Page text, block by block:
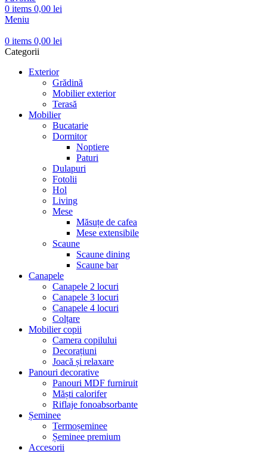
0 items 0,00 lei
Meniu
0 items 0,00 lei
Categorii
Exterior
Grădină
Mobilier exterior
Terasă
Mobilier
Bucatarie
Dormitor
Noptiere
Paturi
Dulapuri
Fotolii
Hol
Living
Mese
Măsuțe de cafea
Mese extensibile
Scaune
Scaune dining
Scaune bar
Canapele
Canapele 2 locuri
Canapele 3 locuri
Canapele 4 locuri
Colțare
Mobilier copii
Camera copilului
Decorațiuni
Joacă și relaxare
Panouri decorative
Panouri MDF furniruit
Măști calorifer
Riflaje fonoabsorbante
Șeminee
Termoșeminee
Șeminee premium
Accesorii